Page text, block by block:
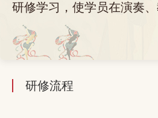
研修学习，使学员在演奏
研修流程